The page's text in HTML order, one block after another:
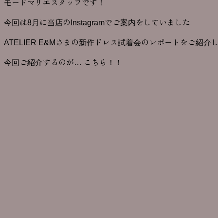
今回は8月に当店のInstagramでご案内をしていました
ATELIER E&Mさまの新作ドレス試着会のレポートをご紹介
今回ご紹介するのが… こちら！！